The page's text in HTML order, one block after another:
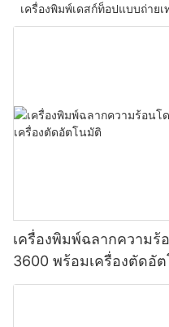
เครื่องพิมพ์เดสก์ท็อปแบบถ่าย
เครื่องพิมพ์ฉลากความร้
3600 พร้อมเครื่องตัดอั